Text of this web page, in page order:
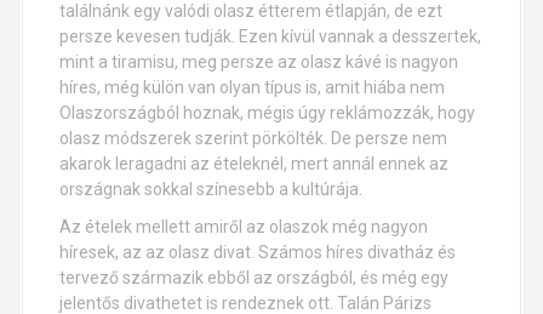
találnánk egy valódi olasz étterem étlapján, de ezt
persze kevesen tudják. Ezen kívül vannak a desszertek,
mint a tiramisu, meg persze az olasz kávé is nagyon
híres, még külön van olyan típus is, amit hiába nem
Olaszországból hoznak, mégis úgy reklámozzák, hogy
olasz módszerek szerint pörkölték. De persze nem
akarok leragadni az ételeknél, mert annál ennek az
országnak sokkal színesebb a kultúrája.
Az ételek mellett amiről az olaszok még nagyon
híresek, az az olasz divat. Számos híres divatház és
tervező származik ebből az országból, és még egy
jelentős divathetet is rendeznek ott. Talán Párizs